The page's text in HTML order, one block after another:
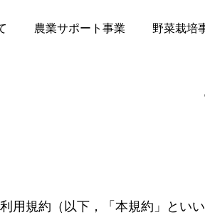
農業サポート事業 野菜栽培
用規約（以下，「本規約」とい